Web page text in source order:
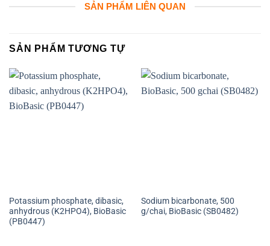
SẢN PHẨM LIÊN QUAN
SẢN PHẨM TƯƠNG TỰ
Potassium phosphate, dibasic,
anhydrous (K2HPO4), BioBasic
(PB0447)
Sodium bicarbonate, 500
g/chai, BioBasic (SB0482)